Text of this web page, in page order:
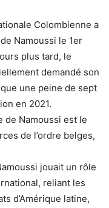
Colombienne a
Namoussi le 1er
plus tard, le
demandé son
une peine de sept
en 2021.
de Namoussi est le
de l’ordre belges,
jouait un rôle
reliant les
d’Amérique latine,